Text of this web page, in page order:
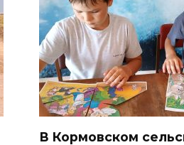
В Кормовском